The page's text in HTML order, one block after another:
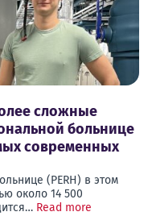
сложные
больнице
современных
(PERH) в этом
около 14 500
Read more